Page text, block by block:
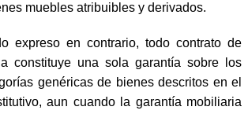
muebles atribuibles y derivados.
expreso en contrario, todo contrato de
constituye una sola garantía sobre los
genéricas de bienes descritos en el
aun cuando la garantía mobiliaria